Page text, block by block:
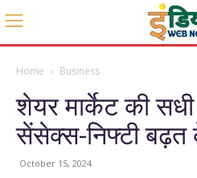
Home Business
शेयर मार्केट की
सेंसेक्स-निफ्टी
October 15, 2024